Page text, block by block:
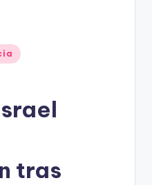
tras